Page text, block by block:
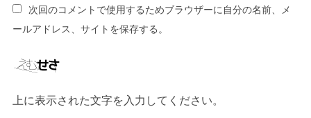
次回のコメントで使用するためブラウザーに自分の名前、メ
ールアドレス、サイトを保存する。
上に表示された文字を入力してください。